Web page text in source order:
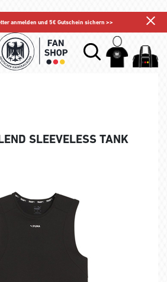
anmelden und 5€ Gutschein sichern >>
SLEEVELESS TANK